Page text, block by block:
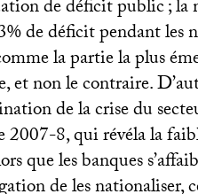
de déficit public; la
de déficit pendant les
la partie la plus
et non le contraire.
de la crise du
8, qui révéla la
que les banques